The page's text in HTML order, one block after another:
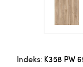
Indeks: K358 PW